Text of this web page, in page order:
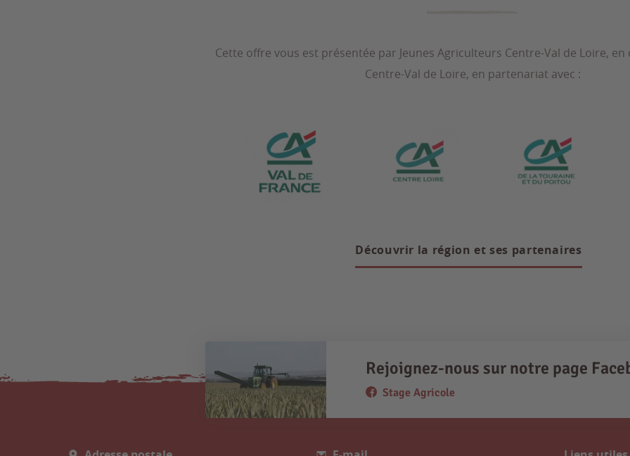
Cette offre vous est présentée par Jeunes Agriculteurs Centre-Val de Loire,
Centre-Val de Loire, en partenariat avec :
Découvrir la région et ses partenaires
Rejoignez-nous sur notre page
Stage Agricole